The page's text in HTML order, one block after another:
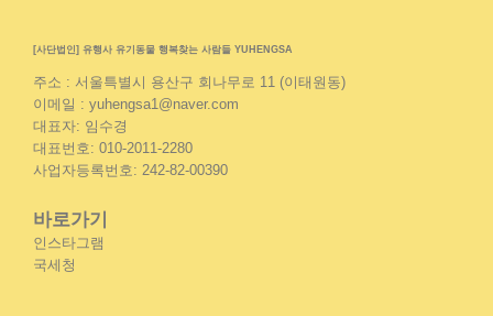
[사단법인] 유행사 유기동물 행복찾는 사람들 YUHENGSA
주소 : 서울특별시 용산구 회나무로 11 (이태원동)
이메일 : yuhengsa1@naver.com
대표자: 임수경
대표번호: 010-2011-2280
사업자등록번호: 242-82-00390
바로가기
인스타그램
국세청